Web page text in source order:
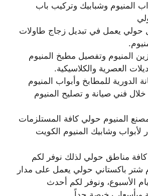
المنيوم وشبابيك وتركيب باب
حولي يعمل في تبديل زجاج طاولات
المنيوم وتفصيل مطبخ المنيوم
العصرية والكلاسيكية.
الدورية للمطابخ وأبواب المنيوم
فني صيانة و تصليح المنيوم
المنيوم حولي كافة المستلزمات
لأبواب وشابيك المنيوم الكويت
كافة مناطق حولي لذلك نوفر لكم
شتر باكستاني حولي يعمل على مدار
الأسبوع، ونوفر لكم أحدث